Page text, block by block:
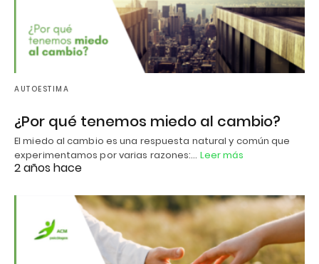
AUTOESTIMA
¿Por qué tenemos miedo al cambio?
El miedo al cambio es una respuesta natural y común que
experimentamos por varias razones:… Leer más
2 años hace